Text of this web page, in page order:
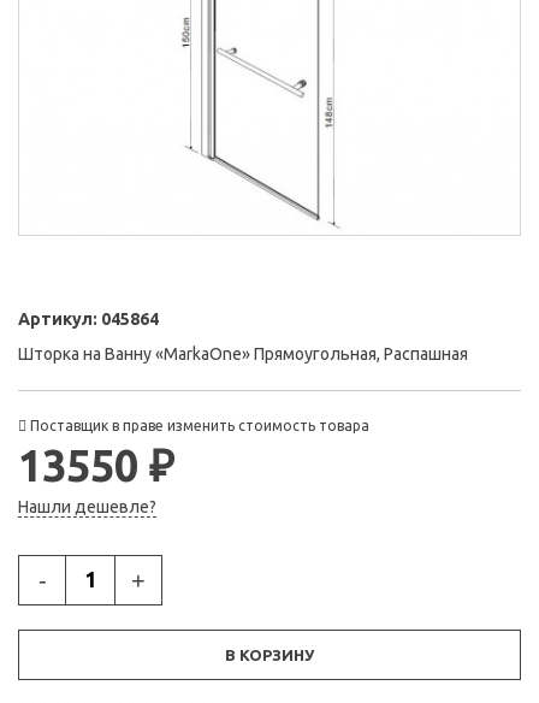
Артикул: 045864
Шторка на Ванну «MarkaOne» Прямоугольная, Распашная
Поставщик в праве изменить стоимость товара
13550 ₽
Нашли дешевле?
- +
В КОРЗИНУ